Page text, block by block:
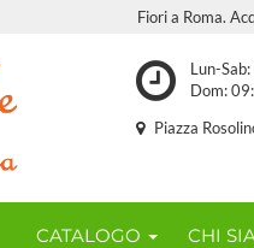
Fiori a Roma.
Lun-
Dom:
Piazza
CATALOGO CHI